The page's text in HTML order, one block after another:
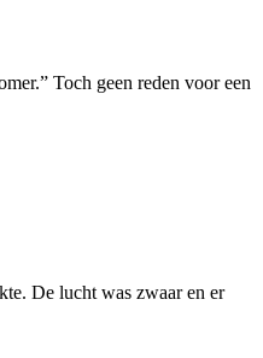
Toch geen reden voor een
De lucht was zwaar en er